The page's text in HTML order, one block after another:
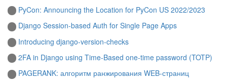
PyCon: Announcing the Location for PyCon US 2022/2023
Django Session-based Auth for Single Page Apps
Introducing django-version-checks
2FA in Django using Time-Based one-time password (TOTP)
PAGERANK: алгоритм ранжирования WEB-страниц